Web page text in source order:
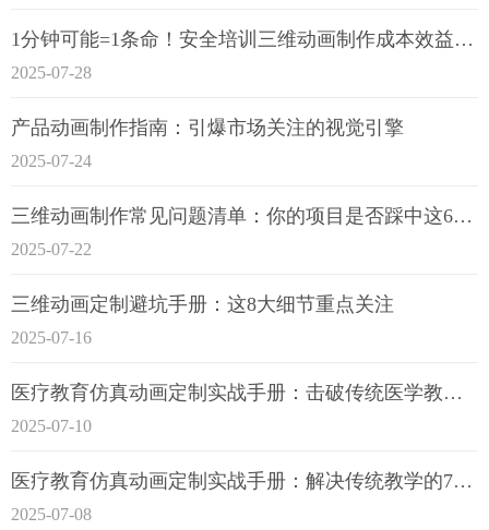
1分钟可能=1条命！安全培训三维动画制作成本效益深度拆解
2025-07-28
产品动画制作指南：引爆市场关注的视觉引擎
2025-07-24
三维动画制作常见问题清单：你的项目是否踩中这6大技术雷区？
2025-07-22
三维动画定制避坑手册：这8大细节重点关注
2025-07-16
医疗教育仿真动画定制实战手册：击破传统医学教育7大痛点
2025-07-10
医疗教育仿真动画定制实战手册：解决传统教学的7大痛点
2025-07-08